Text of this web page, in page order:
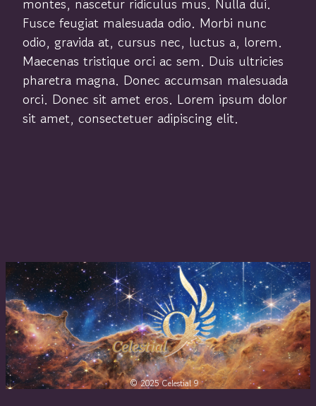
montes, nascetur ridiculus mus. Nulla dui.
Fusce feugiat malesuada odio. Morbi nunc
odio, gravida at, cursus nec, luctus a, lorem.
Maecenas tristique orci ac sem. Duis ultricies
pharetra magna. Donec accumsan malesuada
orci. Donec sit amet eros. Lorem ipsum dolor
sit amet, consectetuer adipiscing elit.
© 2025 Celestial 9